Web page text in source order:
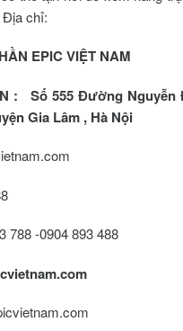
Địa chỉ:
EPIC VIỆT NAM
: Số 555 Đường Nguyễn
Gia Lâm , Hà Nội
788 -0904 893 488